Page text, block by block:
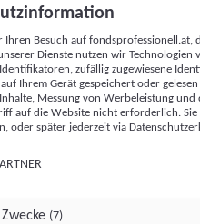
Messung von Werbeleistung
Zielgruppenforschung.
Kennungen (z. B. login-
Kennungen,
zusammen mit anderen
Browserinformationen,
Technologien usw.) auf
dort ausgelesen werden, um es
eine App oder einer Webseite
mehrere der hier aufgeführten
Ihren Besuch auf
Dienste nutzen wir Technologien
zufällig zugewiesene
Ihrem Gerät gespeichert oder
Messung von Werbeleistung
auf die Website nicht erforderlich.
oder später jederzeit via
(7)